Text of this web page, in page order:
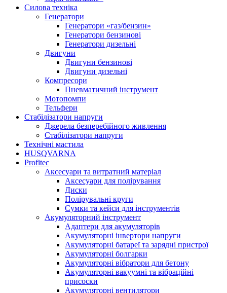
Силова техніка
Генератори
Генератори «газ/бензин»
Генератори бензинові
Генератори дизельні
Двигуни
Двигуни бензинові
Двигуни дизельні
Компресори
Пневматичний інструмент
Мотопомпи
Тельфери
Стабілізатори напруги
Джерела безперебійного живлення
Стабілізатори напруги
Технічні мастила
HUSQVARNA
Profitec
Аксесуари та витратний матеріал
Аксесуари для полірування
Диски
Полірувальні круги
Сумки та кейси для інструментів
Акумуляторний інструмент
Адаптери для акумуляторів
Акумуляторні інвертори напруги
Акумуляторні батареї та зарядні пристрої
Акумуляторні болгарки
Акумуляторні вібратори для бетону
Акумуляторні вакуумні та вібраційні
присоски
Акумуляторні вентилятори